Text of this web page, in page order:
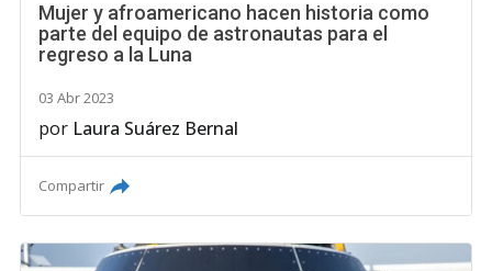
Mujer y afroamericano hacen historia como
parte del equipo de astronautas para el
regreso a la Luna
03 Abr 2023
por Laura Suárez Bernal
Compartir